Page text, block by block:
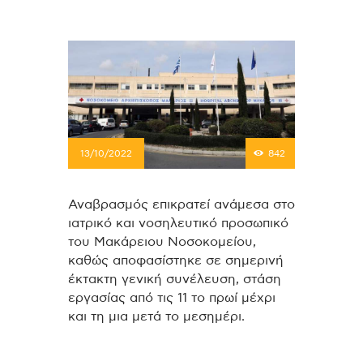
13/10/2022 842
Αναβρασμός επικρατεί ανάμεσα στο
ιατρικό και νοσηλευτικό προσωπικό
του Μακάρειου Νοσοκομείου,
καθώς αποφασίστηκε σε σημερινή
έκτακτη γενική συνέλευση, στάση
εργασίας από τις 11 το πρωί μέχρι
και τη μια μετά το μεσημέρι.